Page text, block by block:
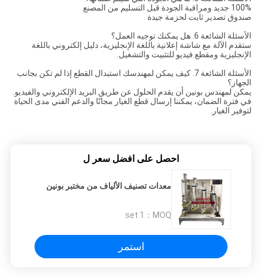
100% جديد ومراقبة الجودة قبل التسليم من المصنع
صندوق تصدير ثابت لحزمة جيدة
الأسئلة الشائعة 6. هل يمكنك توجيه العمل؟
ستقدم الآلة مع شاشة إعلانية باللغة الإنجليزية، دليل إلكتروني باللغة
الإنجليزية ومقطع فيديو للتثبيت والتشغيل.
الأسئلة الشائعة 7. كيف يمكن لمهندسك استبدال القطع إذا لم تكن بجانب
الجهاز؟
يمكن لمهندس بونين أن يقدم الحلول عن طريق البريد الإلكتروني والفيديو.
في فترة الضمان، يمكننا إرسال قطع الغيار مجانًا والدعم الفني مدى الحياة
لتوفير الغيار.
احصل على افضل سعر ل
معدات تصنيف الألياف من مختبر بونين
MOQ：
1 set
استمر